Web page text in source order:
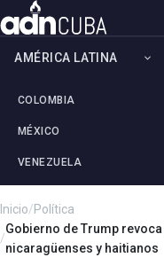
AMÉRICA LATINA
COLOMBIA
MÉXICO
VENEZUELA
Inicio/Política
/
Gobierno de Trump
nicaragüenses y haitianos